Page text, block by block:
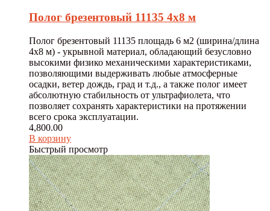
Полог брезентовый 11135 4х8 м
Полог брезентовый 11135 площадь 6 м2 (ширина/длина
4х8 м) - укрывной материал, обладающий безусловно
высокими физико механическими характеристиками,
позволяющими выдерживать любые атмосферные
осадки, ветер дождь, град и т.д., а также полог имеет
абсолютную стабильность от ультрафиолета, что
позволяет сохранять характеристики на протяжении
всего срока эксплуатации.
4,800.00
В корзину
Быстрый просмотр